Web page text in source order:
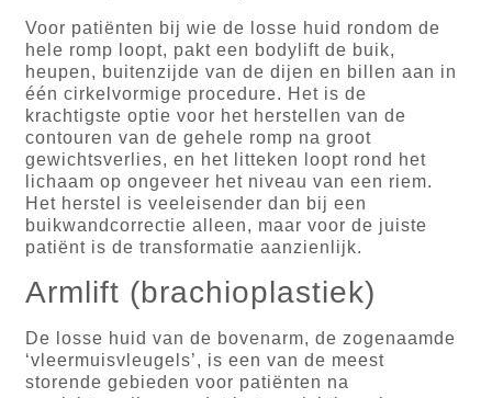
Voor patiënten bij wie de losse huid rondom de
hele romp loopt, pakt een bodylift de buik,
heupen, buitenzijde van de dijen en billen aan in
één cirkelvormige procedure. Het is de
krachtigste optie voor het herstellen van de
contouren van de gehele romp na groot
gewichtsverlies, en het litteken loopt rond het
lichaam op ongeveer het niveau van een riem.
Het herstel is veeleisender dan bij een
buikwandcorrectie alleen, maar voor de juiste
patiënt is de transformatie aanzienlijk.
Armlift (brachioplastiek)
De losse huid van de bovenarm, de zogenaamde
‘vleermuisvleugels’, is een van de meest
storende gebieden voor patiënten na